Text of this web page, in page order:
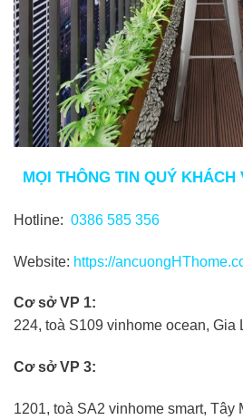
MỌI THÔNG TIN QUÝ KHÁCH
Hotline: 0386 585 356
Website: https://
Cơ sở VP 1:
224, toà S109 vinhome ocean, Gia
Cơ sở VP 3:
1201, toà SA2 vinhome smart, Tây